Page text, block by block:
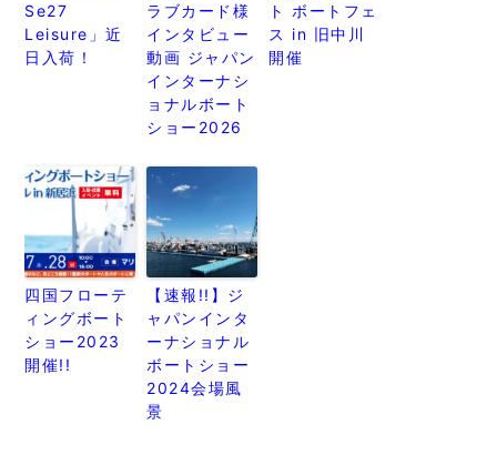
Se27
Leisure」近
日入荷！
ラブカード様
インタビュー
動画 ジャパン
インターナシ
ョナルボート
ショー2026
ト ボートフェ
ス in 旧中川
開催
四国フローテ
ィングボート
ショー2023
開催!!
【速報!!】ジ
ャパンインタ
ーナショナル
ボートショー
2024会場風
景